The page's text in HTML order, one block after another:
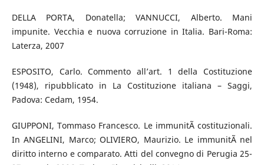
DELLA PORTA, Donatella; VANNUCCI, Alberto. Mani
impunite. Vecchia e nuova corruzione in Italia. Bari-Roma:
Laterza, 2007
ESPOSITO, Carlo. Commento all’art. 1 della Costituzione
(1948), ripubblicato in La Costituzione italiana – Saggi,
Padova: Cedam, 1954.
GIUPPONI, Tommaso Francesco. Le immunitÃ costituzionali.
In ANGELINI, Marco; OLIVIERO, Maurizio. Le immunitÃ nel
diritto interno e comparato. Atti del convegno di Perugia 25-